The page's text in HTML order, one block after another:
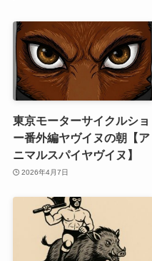
東京モーターサイクルショ
ー番外編ヤヴイヌの朝【ア
ニマルスパイヤヴイヌ】
2026年4月7日